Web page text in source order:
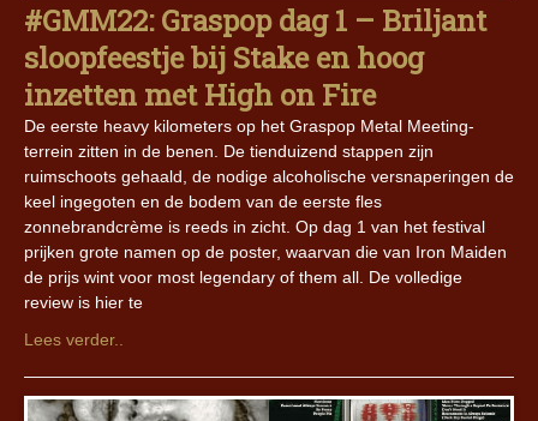
#GMM22: Graspop dag 1 – Briljant
sloopfeestje bij Stake en hoog
inzetten met High on Fire
De eerste heavy kilometers op het Graspop Metal Meeting-
terrein zitten in de benen. De tienduizend stappen zijn
ruimschoots gehaald, de nodige alcoholische versnaperingen de
keel ingegoten en de bodem van de eerste fles
zonnebrandcrème is reeds in zicht. Op dag 1 van het festival
prijken grote namen op de poster, waarvan die van Iron Maiden
de prijs wint voor most legendary of them all. De volledige
review is hier te
Lees verder..